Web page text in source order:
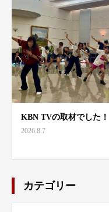
KBN TVの取材でした！
2026.8.7
カテゴリー